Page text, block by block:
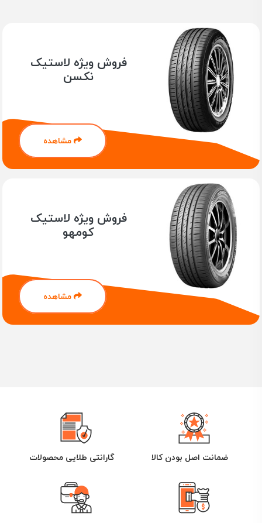
عملکرد عالی در جاده‌های خشک و مرطوب، و سواری نرم برخوردار
هستند. همچنین، طراحی‌های خاص آج این تایرها باعث شده
تا در شرایط جاده‌ای مختلف، از جمله در باران و برف، عملکرد
فوق‌العاده‌ای داشته باشند.
ویژگی‌های تایرهای GT Radial
کیفیت ساخت بالا با استانداردهای جهانی
پایداری و عملکرد بالا در جاده‌های خشک و مرطوب
طراحی آج خاص برای افزایش چسبندگی و عمر لاستیک
راحتی سواری و کمترین سر و صدا در جاده‌ها
مناسب برای خودروهای سواری، شاسی‌بلند، و آفرود
با گارانتی اصالت و ارسال سریع ارائه می‌دهیم. با خرید آنلاین
از فروشگاه ما، از مشاوره تخصصی و تجربه خریدی مطمئن
بهره‌مند شوید.
فعالیت شرکت تولیدی لاستیک جی تی
کشور اندونزی آغاز شد
تولید تایر برای دوچرخه و بعد از آن با تولید لاستیک سواری و
تجاری پا به عرصه رقابت در بازار های جهانی گذاشت.
داشتن بیش از 32000 هزار کارمند و دفاتری در ایالات متحده
آمریکا ، کانادا ، انگلستان ، آلمان ، فرانسه ، برزیل ، اندونزی ،
استفاده از تکنولوژی برش لبه و مواد اولیه با کیفیت در تولید
تایر هایی با عملکرد بالا ، باعث رضایت مصرف کنندگان لاستیک
جی تی در جهان شده است به طوری که امروزه لاستیک جی تی
به بیش از 130 کشور دنیا صادر شود
است و بسیاری از خودرو سازان بزرگ دنیا همچون سیتروئن ،
پژو ،فیات ، شورولت ، ایسوزو ، پروتون ، رنو و فولکس واگن
محصولات خود را با لاستیک جی تی تجهیز می کنند
فروش ویژه لاستیک
نکسن
مشاهده
فروش ویژه لاستیک
کومهو
مشاهده
ضمانت اصل بودن کالا گارانتی طلایی محصولات